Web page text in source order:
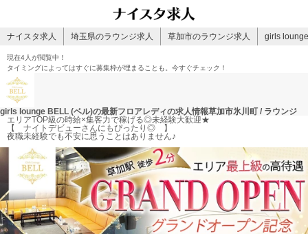
ナイスタ求人 埼玉県のラウンジ求人 草加市のラウンジ求人 girls
現在4人 が閲覧中！
タイミングによってはすぐに募集枠が埋まることも。今すぐチェック！
girls lounge BELL (ベル)の最新フロアレディの求人情報草加市氷川町 / ラウンジ
エリアTOP級の時給×集客力で稼げる◎未経験大歓迎★
【 ナイトデビューさんにもぴったり◎ 】
夜職未経験でも不安に思うことはありません♪